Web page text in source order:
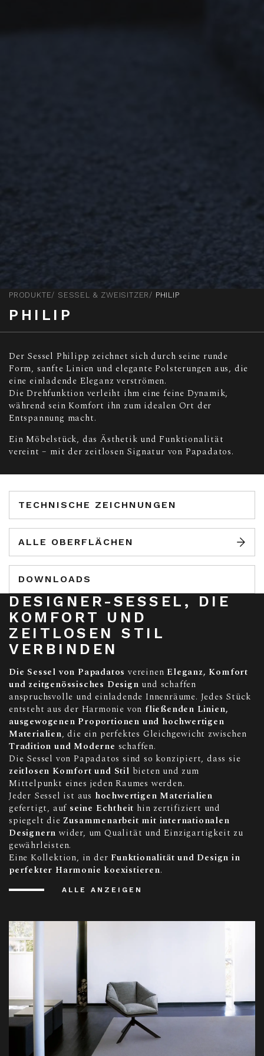
PRODUKTE SESSEL & ZWEISITZER PHILIP
PHILIP
Der Sessel Philipp zeichnet sich durch seine runde
Form, sanfte Linien und elegante Polsterungen aus, die
eine einladende Eleganz verströmen.
Die Drehfunktion verleiht ihm eine feine Dynamik,
während sein Komfort ihn zum idealen Ort der
Entspannung macht.
Ein Möbelstück, das Ästhetik und Funktionalität
vereint – mit der zeitlosen Signatur von Papadatos.
TECHNISCHE ZEICHNUNGEN
ALLE OBERFLÄCHEN
DOWNLOADS
DESIGNER-SESSEL, DIE
KOMFORT UND
ZEITLOSEN STIL
VERBINDEN
Die Sessel von Papadatos vereinen Eleganz, Komfort
und zeitgenössisches Design und schaffen
anspruchsvolle und einladende Innenräume. Jedes Stück
entsteht aus der Harmonie vonfließenden Linien,
ausgewogenen Proportionen und hochwertigen
Materialien, die ein perfektes Gleichgewicht zwischen
Tradition und Moderne schaffen.
Die Sessel von Papadatos sind so konzipiert, dass sie
zeitlosen Komfort und Stil bieten und zum
Mittelpunkt eines jeden Raumes werden.
Jeder Sessel ist aus hochwertigen Materialien
gefertigt, auf seine Echtheit hin zertifiziert und
spiegelt die Zusammenarbeit mit internationalen
Designern wider, um Qualität und Einzigartigkeit zu
gewährleisten.
Eine Kollektion, in der Funktionalität und Design in
perfekter Harmonie koexistieren.
ALLE ANZEIGEN